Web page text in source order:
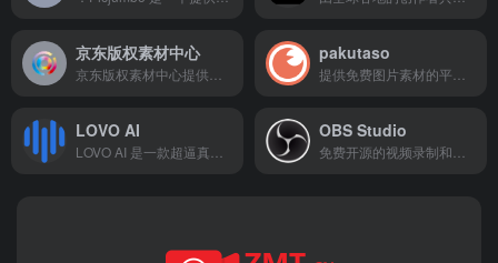
京东版权素材中心 pakutaso
LOVO AI OBS Studio